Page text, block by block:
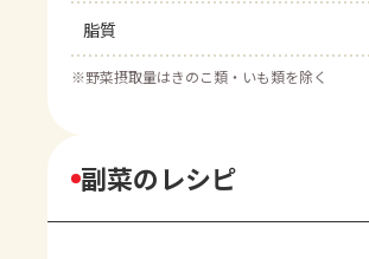
脂質
※野菜摂取量はきのこ類・いも類を除く
副菜のレシピ